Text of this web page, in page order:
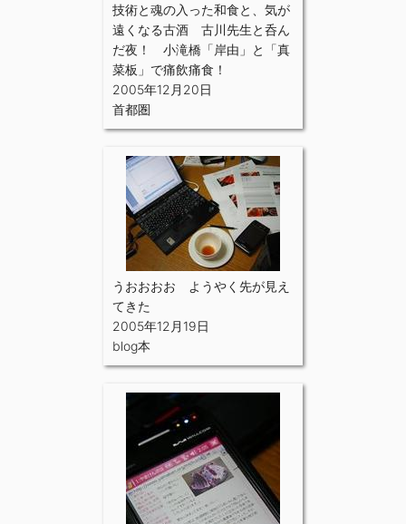
技術と魂の入った和食と、気が
遠くなる古酒 古川先生と呑ん
だ夜！ 小滝橋「岸由」と「真
菜板」で痛飲痛食！
2005年12月20日
首都圏
うおおおお ようやく先が見え
てきた
2005年12月19日
blog本